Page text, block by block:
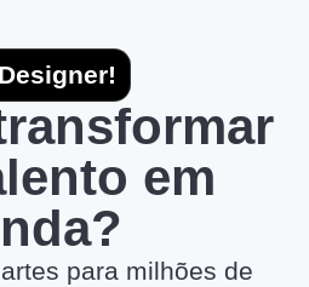
em
para milhões de